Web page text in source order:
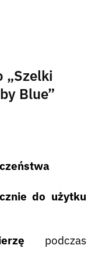
„Szelki
Blue”
do użytku
podczas